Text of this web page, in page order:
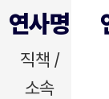
연사명
직책 /
소속